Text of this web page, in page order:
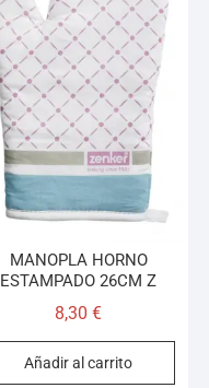
MANOPLA HORNO
ESTAMPADO 26CM Z
8,30€
Añadir al carrito